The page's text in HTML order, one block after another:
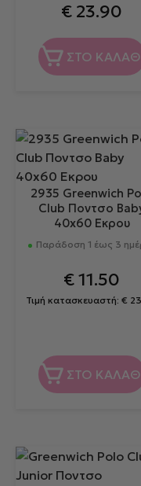
€ 23.90
ΣΤΟ
2935 Greenwich
Club Ποντσο
40x60 Εκρου
Παράδοση 1 έως 3
€11.50
Τιμή κατασκευαστή: €
ΣΤΟ